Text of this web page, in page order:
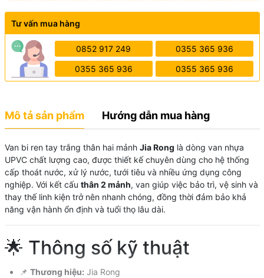
Tư vấn mua hàng
0852 917 249 0355 365 936
0355 365 936 0355 365 936
Mô tả sản phẩm Hướng dẫn mua hàng
Van bi ren tay trắng thân hai mảnh Jia Rong là dòng van nhựa
UPVC chất lượng cao, được thiết kế chuyên dùng cho hệ thống
cấp thoát nước, xử lý nước, tưới tiêu và nhiều ứng dụng công
nghiệp. Với kết cấu thân 2 mảnh, van giúp việc bảo trì, vệ sinh và
thay thế linh kiện trở nên nhanh chóng, đồng thời đảm bảo khả
năng vận hành ổn định và tuổi thọ lâu dài.
🌟 Thông số kỹ thuật
📌 Thương hiệu: Jia Rong